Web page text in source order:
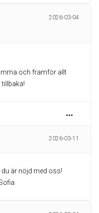
2026-03-04
och framför allt
2026-03-11
är nöjd med oss!